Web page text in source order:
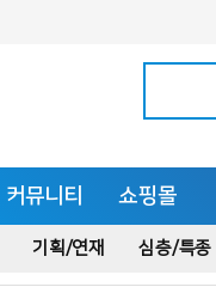
커뮤니티 쇼핑몰
기획/연재 심층/특종